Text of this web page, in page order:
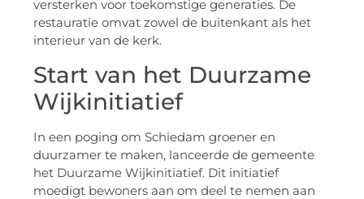
versterken voor toekomstige generaties. De
restauratie omvat zowel de buitenkant als het
interieur van de kerk.
Start van het Duurzame
Wijkinitiatief
In een poging om Schiedam groener en
duurzamer te maken, lanceerde de gemeente
het Duurzame Wijkinitiatief. Dit initiatief
moedigt bewoners aan om deel te nemen aan